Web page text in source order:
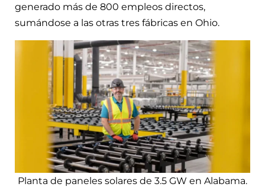
generado más de 800 empleos directos,
sumándose a las otras tres fábricas en Ohio.
Planta de paneles solares de 3.5 GW en Alabama.